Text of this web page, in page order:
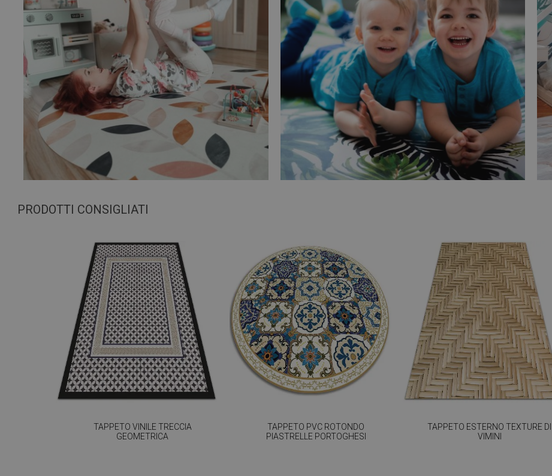
PRODOTTI CONSIGLIATI
TAPPETO VINILE TRECCIA
GEOMETRICA
TAPPETO PVC ROTONDO
PIASTRELLE PORTOGHESI
TAPPETO ESTERNO TEXTURE DI
VIMINI